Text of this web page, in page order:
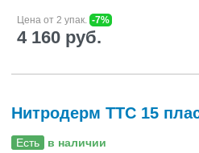
Цена от 2 упак. -7%
4 160 руб.
Нитродерм ТТС 15
Есть в наличии